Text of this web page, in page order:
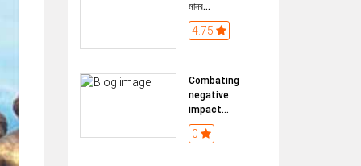
মানব...
4.75
Combating
negative
impact...
0